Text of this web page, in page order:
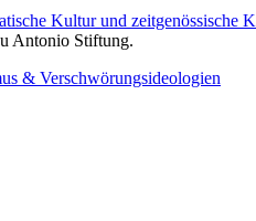
Kultur und zeitgenössische
Antonio Stiftung.
& Verschwörungsideologien